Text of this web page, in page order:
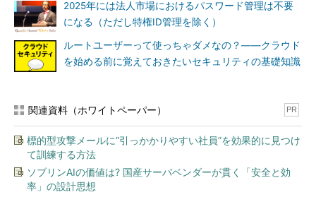
2025年には法人市場におけるパスワード管理は不要
になる（ただし特権ID管理を除く）
ルートユーザーって使っちゃダメなの？――クラウド
を始める前に覚えておきたいセキュリティの基礎知識
関連資料（ホワイトペーパー） PR
標的型攻撃メールに“引っかかりやすい社員”を効果的に見つけ
て訓練する方法
ソブリンAIの価値は? 国産サーバベンダーが貫く「安全と効
率」の設計思想